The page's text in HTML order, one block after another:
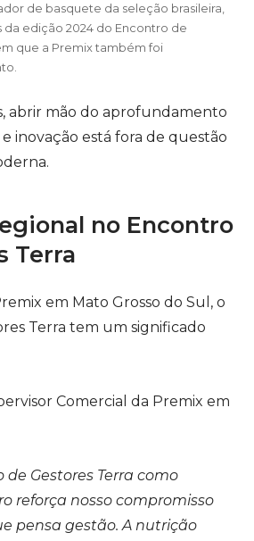
de basquete da seleção brasileira,
da edição 2024 do Encontro de
que a Premix também foi
abrir mão do aprofundamento
inovação está fora de questão
no Encontro
Terra
em Mato Grosso do Sul, o
Terra tem um significado
Comercial da Premix em
de Gestores Terra como
reforça nosso compromisso
pensa gestão. A nutrição